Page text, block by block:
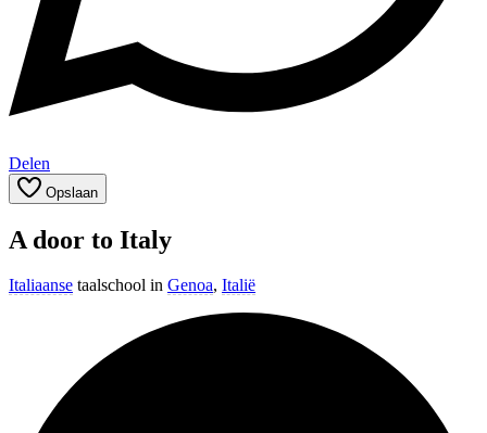
Delen
Opslaan
A door to Italy
Italiaanse taalschool in Genoa, Italië